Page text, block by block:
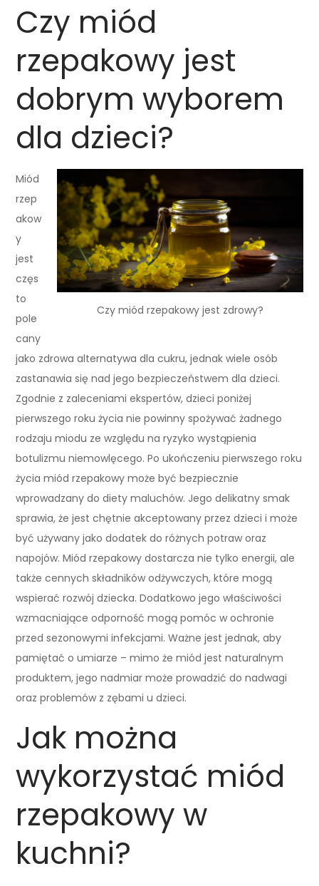
Czy miód
rzepakowy jest
dobrym wyborem
dla dzieci?
Czy miód rzepakowy jest zdrowy?
Miód
rzep
akow
y
jest
częs
to
pole
cany
jako zdrowa alternatywa dla cukru, jednak wiele osób
zastanawia się nad jego bezpieczeństwem dla dzieci.
Zgodnie z zaleceniami ekspertów, dzieci poniżej
pierwszego roku życia nie powinny spożywać żadnego
rodzaju miodu ze względu na ryzyko wystąpienia
botulizmu niemowlęcego. Po ukończeniu pierwszego roku
życia miód rzepakowy może być bezpiecznie
wprowadzany do diety maluchów. Jego delikatny smak
sprawia, że jest chętnie akceptowany przez dzieci i może
być używany jako dodatek do różnych potraw oraz
napojów. Miód rzepakowy dostarcza nie tylko energii, ale
także cennych składników odżywczych, które mogą
wspierać rozwój dziecka. Dodatkowo jego właściwości
wzmacniające odporność mogą pomóc w ochronie
przed sezonowymi infekcjami. Ważne jest jednak, aby
pamiętać o umiarze – mimo że miód jest naturalnym
produktem, jego nadmiar może prowadzić do nadwagi
oraz problemów z zębami u dzieci.
Jak można
wykorzystać miód
rzepakowy w
kuchni?